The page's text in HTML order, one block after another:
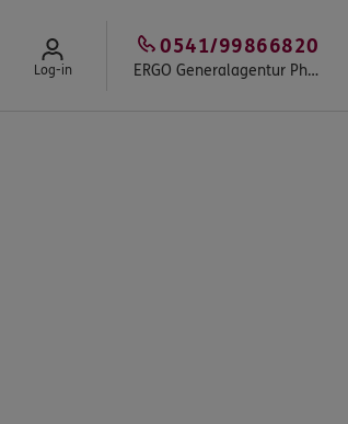
Log-in ERGO Generalagentur Philipp Kompa
0541/99866820